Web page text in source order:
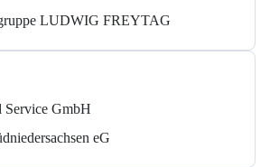
LUDWIG FREYTAG
Service GmbH
eG